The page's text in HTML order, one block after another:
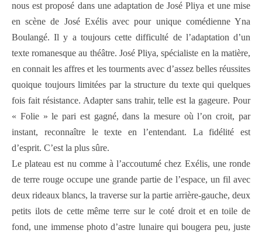
nous est proposé dans une adaptation de José Pliya et une mise
en scène de José Exélis avec pour unique comédienne Yna
Boulangé. Il y a toujours cette difficulté de l’adaptation d’un
texte romanesque au théâtre. José Pliya, spécialiste en la matière,
en connait les affres et les tourments avec d’assez belles réussites
quoique toujours limitées par la structure du texte qui quelques
fois fait résistance. Adapter sans trahir, telle est la gageure. Pour
« Folie » le pari est gagné, dans la mesure où l’on croit, par
instant, reconnaître le texte en l’entendant. La fidélité est
d’esprit. C’est la plus sûre.
Le plateau est nu comme à l’accoutumé chez Exélis, une ronde
de terre rouge occupe une grande partie de l’espace, un fil avec
deux rideaux blancs, la traverse sur la partie arrière-gauche, deux
petits ilots de cette même terre sur le coté droit et en toile de
fond, une immense photo d’astre lunaire qui bougera peu, juste